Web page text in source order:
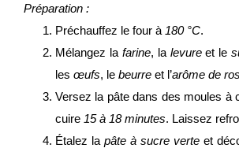
Préparation :
Préchauffez le four à 180 °C.
Mélangez la farine, la levureet le
les œufs, le beurre et l’arôme de
Versez la pâte dans des moules à
cuire 15 à 18 minutes. Laissez
Étalez la pâte à sucre verte et